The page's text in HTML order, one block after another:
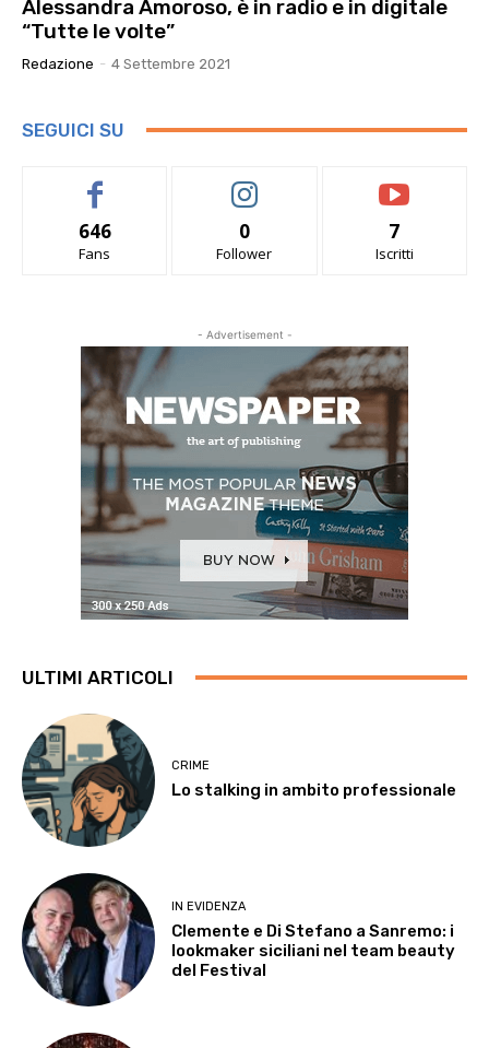
Alessandra Amoroso, è in radio e in digitale
“Tutte le volte”
Redazione - 4 Settembre 2021
SEGUICI SU
646
Fans
0
Follower
7
Iscritti
- Advertisement -
ULTIMI ARTICOLI
CRIME
Lo stalking in ambito professionale
IN EVIDENZA
Clemente e Di Stefano a Sanremo: i
lookmaker siciliani nel team beauty
del Festival